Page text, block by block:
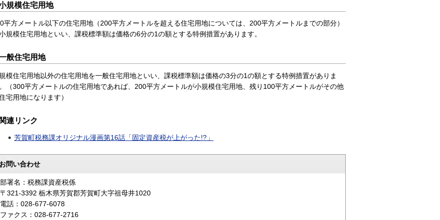
規模住宅用地
平方メートル以下の住宅用地（200平方メートルを超える住宅用地については、200平方メートルまでの部分）
規模住宅用地といい、課税標準額は価格の6分の1の額とする特例措置があります。
般住宅用地
模住宅用地以外の住宅用地を一般住宅用地といい、課税標準額は価格の3分の1の額とする特例措置がありま
（300平方メートルの住宅用地であれば、200平方メートルが小規模住宅用地、残り100平方メートルがその他
宅用地になります）
関連リンク
芳賀町税務課オリジナル漫画第16話「固定資産税が上がった!?」
お問い合わせ
部署名：税務課資産税係
〒321-3392 栃木県芳賀郡芳賀町大字祖母井1020
電話：028-677-6078
ファクス：028-677-2716